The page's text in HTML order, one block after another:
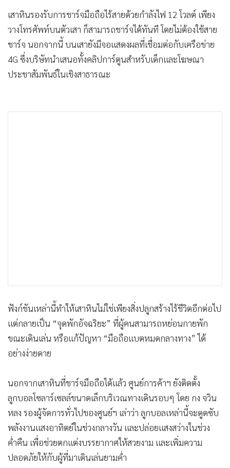
เสาหินรองรับการชาร์จมือถือไร้สายด้วยกำลังไฟ 12 โวลต์ เพียง
วางโทรศัพท์บนตัวเสา ก็สามารถชาร์จได้ทันที โดยไม่ต้องใช้สาย
ชาร์จ นอกจากนี้ บนเสายังมีจอแสดงผลที่เชื่อมต่อกับเครือข่าย
4G ซึ่งบริษัทนำเสนอทั้งคลิปการ์ตูนสำหรับเด็กและโฆษณา
ประชาสัมพันธ์ในเชิงสาธารณะ
ฟังก์ชันเหล่านี้ทำให้เสาหินไม่ใช่เพียงสิ่งปลูกสร้างไร้ชีวิตอีกต่อไป
แต่กลายเป็น “จุดพักอัจฉริยะ” ที่ผู้คนสามารถหย่อนกายพัก
ขณะเดินเล่น หรือแก้ปัญหา “มือถือแบตหมดกลางทาง” ได้
อย่างง่ายดาย
นอกจากเสาหินที่ชาร์จมือถือได้แล้ว ศูนย์การค้าฯ ยังติดตั้ง
ลูกบอลโซลาร์เซลล์ขนาดเล็กบริเวณทางเดินรอบๆ โดย กง จวิน
หลง รองผู้จัดการทั่วไปของศูนย์ฯ เล่าว่า ลูกบอลเหล่านี้จะดูดซับ
พลังงานแสงอาทิตย์ในช่วงกลางวัน และปล่อยแสงสว่างในช่วง
ค่ำคืน เพื่อช่วยตกแต่งบรรยากาศให้สวยงาม และเพิ่มความ
ปลอดภัยให้กับผู้ที่มาเดินเล่นยามค่ำ